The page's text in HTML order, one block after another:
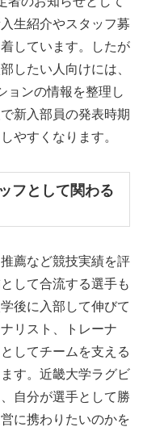
生紹介やスタッフ募
しています。したが
したい人向けには、
ョンの情報を整理し
新入部員の発表時期
やすくなります。
フとして関わる
薦など競技実績を評
して合流する選手も
後に入部して伸びて
リスト、トレーナ
してチームを支える
す。近畿大学ラグビ
自分が選手として勝
に携わりたいのかを